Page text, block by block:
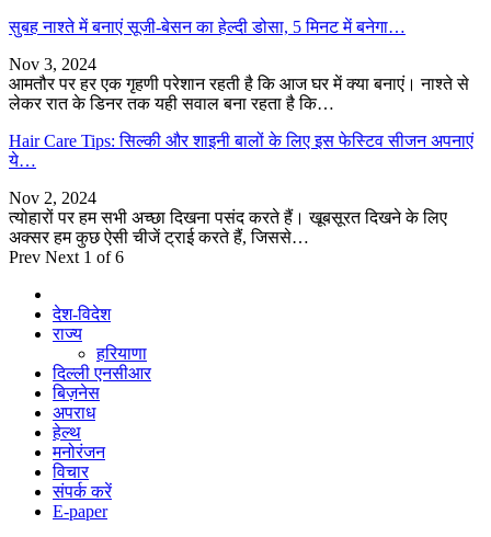
सुबह नाश्ते में बनाएं सूजी-बेसन का हेल्दी डोसा, 5 मिनट में बनेगा…
Nov 3, 2024
आमतौर पर हर एक गृहणी परेशान रहती है कि आज घर में क्या बनाएं। नाश्ते से
लेकर रात के डिनर तक यही सवाल बना रहता है कि…
Hair Care Tips: सिल्की और शाइनी बालों के लिए इस फेस्टिव सीजन अपनाएं
ये…
Nov 2, 2024
त्योहारों पर हम सभी अच्छा दिखना पसंद करते हैं। खूबसूरत दिखने के लिए
अक्सर हम कुछ ऐसी चीजें ट्राई करते हैं, जिससे…
Prev Next 1 of 6
देश-विदेश
राज्य
हरियाणा
दिल्ली एनसीआर
बिज़नेस
अपराध
हेल्थ
मनोरंजन
विचार
संपर्क करें
E-paper